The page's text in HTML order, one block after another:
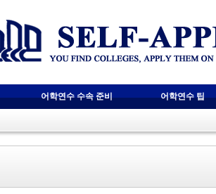
어학연수 수속 준비 어학연수 팁